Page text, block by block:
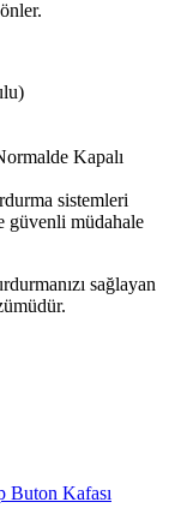
Kapalı
sistemleri
güvenli müdahale
sağlayan
Buton Kafası